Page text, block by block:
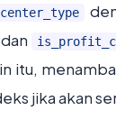
center_type
dan
itu,
jika akan